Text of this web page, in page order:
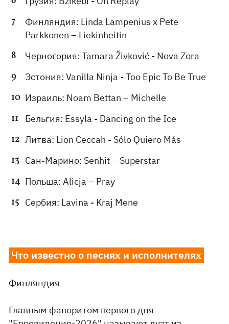
Финляндия: Linda Lampenius x Pete
Parkkonen – Liekinheitin
Черногория: Tamara Živković - Nova Zora
Эстония: Vanilla Ninja - Too Epic To Be True
Израиль: Noam Bettan – Michelle
Бельгия: Essyla - Dancing on the Ice
Литва: Lion Ceccah - Sólo Quiero Más
Сан-Марино: Senhit – Superstar
Польша: Alicja – Pray
Сербия: Lavina - Kraj Mene
Что известно о песнях и исполнителях
Финляндия
Главным фаворитом первого дня